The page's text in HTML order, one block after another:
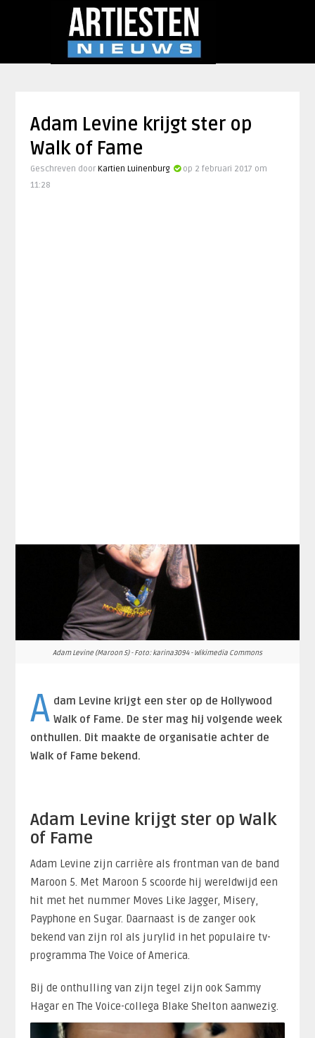
Adam Levine krijgt ster op
Walk of Fame
Geschreven door Kartien Luinenburg
op 2 februari 2017 om
11:28
Adam Levine (Maroon 5) - Foto: karina3094 - Wikimedia Commons
A dam Levine krijgt een ster op de Hollywood
Walk of Fame. De ster mag hij volgende week
onthullen. Dit maakte de organisatie achter de
Walk of Fame bekend.
Adam Levine krijgt ster op Walk
of Fame
Adam Levine zijn carrière als frontman van de band
Maroon 5. Met Maroon 5 scoorde hij wereldwijd een
hit met het nummer Moves Like Jagger, Misery,
Payphone en Sugar. Daarnaast is de zanger ook
bekend van zijn rol als jurylid in het populaire tv-
programma The Voice of America.
Bij de onthulling van zijn tegel zijn ook Sammy
Hagar en The Voice-collega Blake Shelton aanwezig.